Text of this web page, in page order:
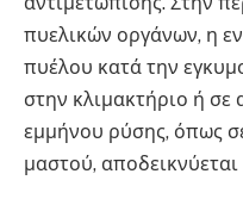
πυελικών οργάνων, η
πυέλου κατά την
στην κλιμακτήριο ή σε
εμμήνου ρύσης, όπως
μαστού,